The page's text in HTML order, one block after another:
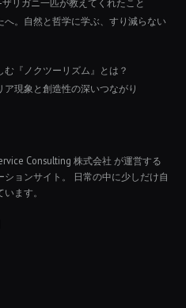
。自然と哲学に学ぶ、すり減らない
『ノクツーリズム』とは？
ア現象と創造性の深いつながり
Consulting 株式会社 が運営する
ションサイト。 日常の中に少しだけ自
ます。